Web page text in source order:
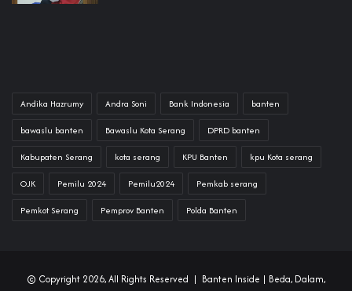
Andika Hazrumy Andra Soni Bank Indonesia banten
bawaslu banten Bawaslu Kota Serang DPRD banten
Kabupaten Serang kota serang KPU Banten kpu Kota serang
OJK Pemilu 2024 Pemilu2024 Pemkab serang
Pemkot Serang Pemprov Banten Polda Banten
© Copyright 2026, All Rights Reserved | Banten Inside | Beda, Dalam,